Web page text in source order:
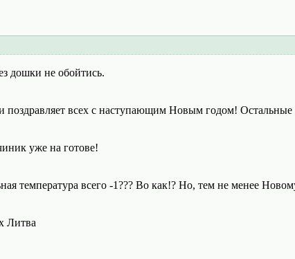
дошки не обойтись.
поздравляет всех с наступающим Новым годом!
уже на готове!
температура всего -1??? Во как!? Но, тем не менее
Литва